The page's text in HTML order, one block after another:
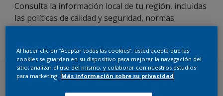
Consulta la información local de tu región, incluidas
las políticas de calidad y seguridad, normas
ambientales y energéticas, certificaciones, y
Elige tu país
Al hacer clic en “Aceptar todas las cookies”, usted acepta que las
cookies se guarden en su dispositivo para mejorar la navegación del
sitio, analizar el uso del mismo, y colaborar con nuestros estudios
para marketing. Más información sobre su privacidad